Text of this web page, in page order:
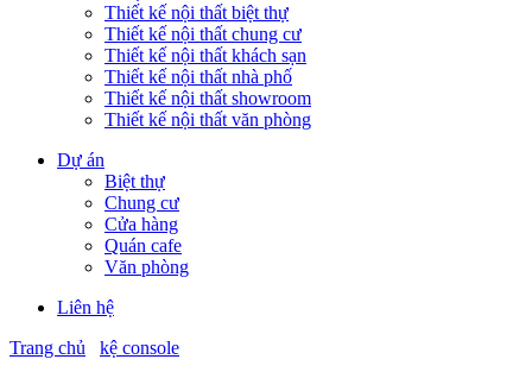
Thiết kế nội thất biệt thự
Thiết kế nội thất chung cư
Thiết kế nội thất khách sạn
Thiết kế nội thất nhà phố
Thiết kế nội thất showroom
Thiết kế nội thất văn phòng
Dự án
Biệt thự
Chung cư
Cửa hàng
Quán cafe
Văn phòng
Liên hệ
Trang chủ
kệ console